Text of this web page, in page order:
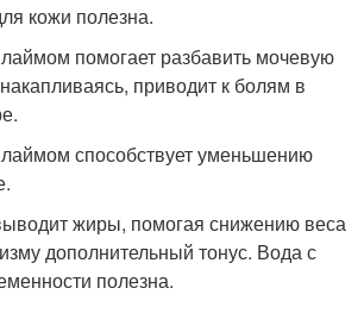
кожи полезна.
помогает разбавить мочевую
приводит к болям в
способствует уменьшению
жиры, помогая снижению веса
дополнительный тонус. Вода с
полезна.